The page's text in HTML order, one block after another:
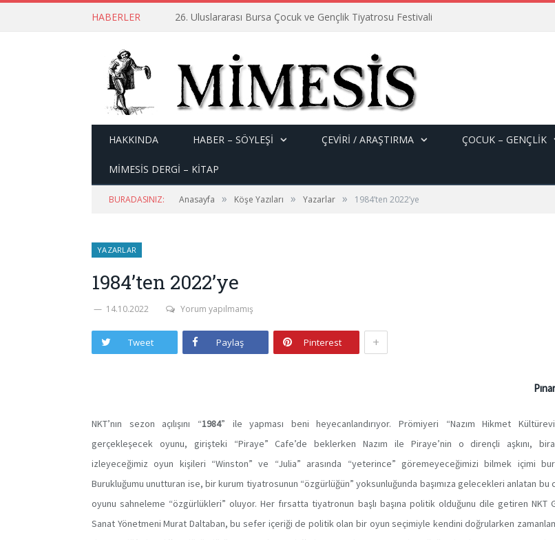
HABERLER 26. Uluslararası Bursa Çocuk ve Gençlik Tiyatrosu Festivali
HAKKINDA HABER – SÖYLEŞI ÇEVİRİ / ARAŞTIRMA ÇOCUK – GENÇLIK
MİMESİS DERGİ – KİTAP
BURADASINIZ: Anasayfa » Köşe Yazıları » Yazarlar » 1984’ten 2022’ye
YAZARLAR
1984’ten 2022’ye
14.10.2022 Yorum yapılmamış
Tweet Paylaş Pinterest +
NKT’nın sezon açılışını “1984” ile yapması beni heyecanlandırıyor. Prömiyeri “Nazım Hikmet
gerçekleşecek oyunu, girişteki “Piraye” Cafe’de beklerken Nazım ile Piraye’nin o dirençli aşkını,
izleyeceğimiz oyun kişileri “Winston” ve “Julia” arasında “yeterince” göremeyeceğimizi bilmek içimi
Burukluğumu unutturan ise, bir kurum tiyatrosunun “özgürlüğün” yoksunluğunda başımıza gelecekleri anlatan bu
oyunu sahneleme “özgürlükleri” oluyor. Her fırsatta tiyatronun başlı başına politik olduğunu dile getiren NKT
Sanat Yönetmeni Murat Daltaban, bu sefer içeriği de politik olan bir oyun seçimiyle kendini doğrularken